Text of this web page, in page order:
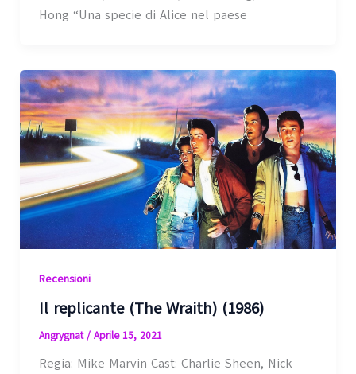
Hong “Una specie di Alice nel paese
Recensioni
Il replicante (The Wraith) (1986)
Angrygnat/ Aprile 15, 2021
Regia: Mike Marvin Cast: Charlie Sheen, Nick